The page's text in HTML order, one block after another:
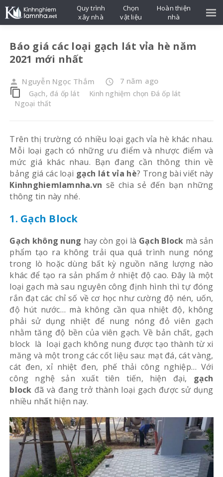
Báo giá các loại gạch lát vỉa hè năm
2021 mới nhất
person Nguyễn Ngọc Thắm access_time 7 năm ago
content_copy Gạch, đá ốp lát
Kinh nghiệm chọn Đá ốp lát
Ngoại thất
Trên thị trường có nhiều loại gạch vỉa hè khác nhau.
Mỗi loại gạch có những ưu điểm và nhược điểm và
mức giá khác nhau. Bạn đang cần thông thin về
bảng giá các loại gạch lát vỉa hè? Trong bài viết này
Kinhnghiemlamnha.vn sẽ chia sẻ đến bạn những
thông tin này nhé.
1. Gạch Block
Gạch không nung hay còn gọi là Gạch Block mà sản
phẩm tạo ra không trải qua quá trình nung nóng
trong lò hoặc dùng bất kỳ nguồn năng lượng nào
khác để tạo ra sản phẩm ở nhiệt độ cao. Đây là một
loại gạch mà sau nguyên công định hình thì tự đóng
rắn đạt các chỉ số về cơ học như cường độ nén, uốn,
độ hút nước… mà không cần qua nhiệt độ, không
phải sử dụng nhiệt để nung nóng đỏ viên gạch
nhằm tăng độ bền của viên gạch. Về bản chất, gạch
block là loại gạch không nung được tạo thành từ xi
măng và một trong các cốt liệu sau: mạt đá, cát vàng,
cát đen, xỉ nhiệt đen, phế thải công nghiệp… Với
công nghệ sản xuất tiên tiến, hiện đại, gạch
block đã và đang trở thành loại gạch được sử dụng
nhiều nhất hiện nay.
Quy trình
xây nhà
Chọn
vật liệu
Hoàn thiện
nhà